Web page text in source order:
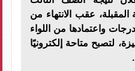
المقبلة، عقب الانتهاء من
واعتمادها من اللواء
لتصبح متاحة إلكترونيًا